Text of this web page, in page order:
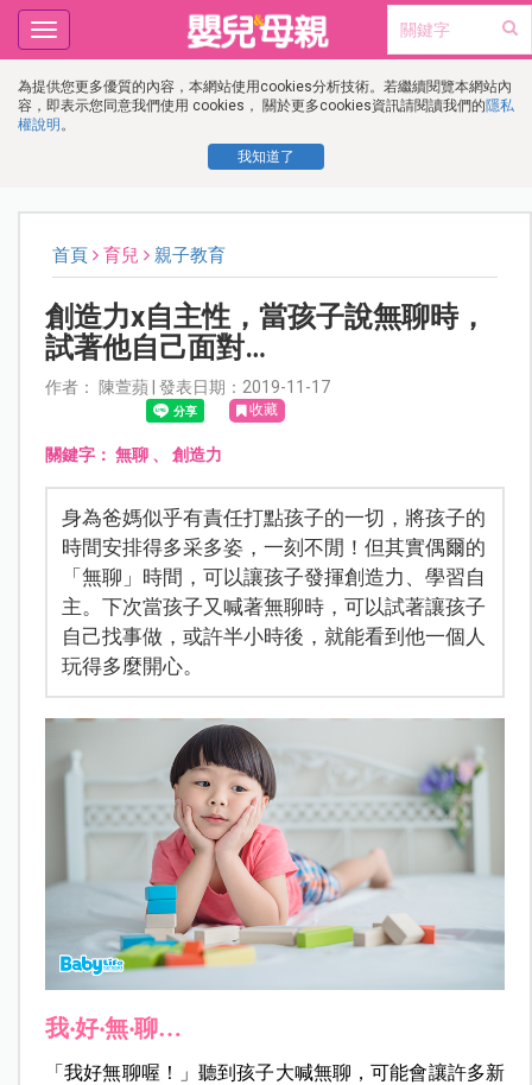
為提供您更多優質的內容，本網站使用cookies分析技術。若繼續閱覽本網站內
容，即表示您同意我們使用 cookies， 關於更多cookies資訊請閱讀我們的隱私
權說明 。
我知道了
Toggle
navigation
首頁 育兒 親子教育
創造力x自主性，當孩子說無聊時，
試著他自己面對…
作者： 陳萱蘋 | 發表日期：2019-11-17
收藏
關鍵字： 無聊、 創造力
身為爸媽似乎有責任打點孩子的一切，將孩子的
時間安排得多采多姿，一刻不閒！但其實偶爾的
「無聊」時間，可以讓孩子發揮創造力、學習自
主。下次當孩子又喊著無聊時，可以試著讓孩子
自己找事做，或許半小時後，就能看到他一個人
玩得多麼開心。
我‧好‧無‧聊…
「我好無聊喔！」聽到孩子大喊無聊，可能會讓許多新